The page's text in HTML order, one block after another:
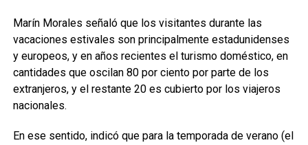
Marín Morales señaló que los visitantes durante las
vacaciones estivales son principalmente estadunidenses
y europeos, y en años recientes el turismo doméstico, en
cantidades que oscilan 80 por ciento por parte de los
extranjeros, y el restante 20 es cubierto por los viajeros
nacionales.
En ese sentido, indicó que para la temporada de verano (el